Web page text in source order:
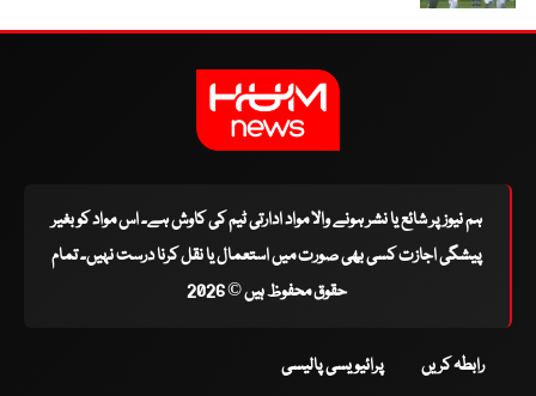
ہم نیوز پر شائع یا نشر ہونے والا مواد ادارتی ٹیم کی کاوش ہے۔ اس مواد کو بغیر
پیشگی اجازت کسی بھی صورت میں استعمال یا نقل کرنا درست نہیں۔ تمام
حقوق محفوظ ہیں © 2026
رابطہ کریں پرائیویسی پالیسی